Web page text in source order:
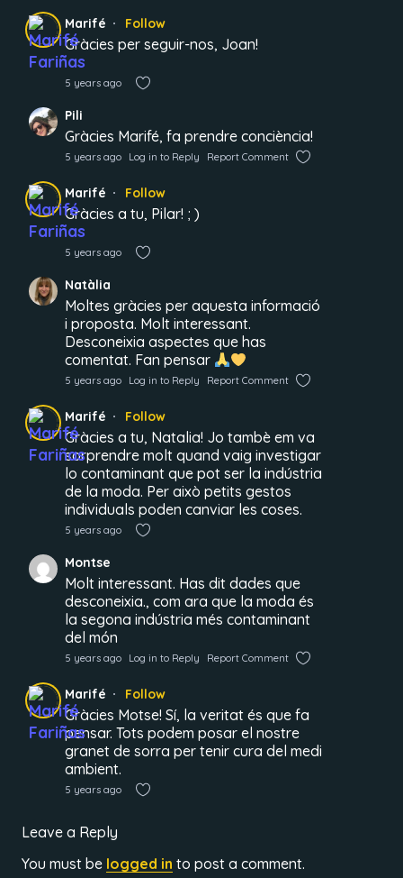
Marifé Follow
Gràcies per seguir-nos, Joan!
5 years ago
Pili
Gràcies Marifé, fa prendre conciència!
5 years ago Log in to Reply Report Comment
Marifé Follow
Gràcies a tu, Pilar! ; )
5 years ago
Natàlia
Moltes gràcies per aquesta informació
i proposta. Molt interessant.
Desconeixia aspectes que has
comentat. Fan pensar
5 years ago Log in to Reply Report Comment
Marifé Follow
Gràcies a tu, Natalia! Jo tambè em va
sorprendre molt quand vaig investigar
lo contaminant que pot ser la indústria
de la moda. Per això petits gestos
individuals poden canviar les coses.
5 years ago
Montse
Molt interessant. Has dit dades que
desconeixia., com ara que la moda és
la segona indústria més contaminant
del món
5 years ago Log in to Reply Report Comment
Marifé Follow
Gràcies Motse! Sí, la veritat és que fa
pensar. Tots podem posar el nostre
granet de sorra per tenir cura del medi
ambient.
5 years ago
Leave a Reply
You must be logged in to post a comment.